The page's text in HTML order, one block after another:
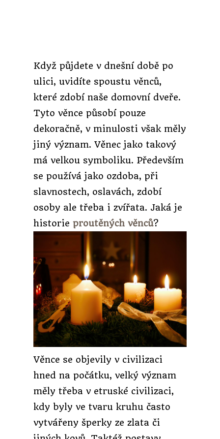
Když půjdete v dnešní době po
ulici, uvidíte spoustu věnců,
které zdobí naše domovní dveře.
Tyto věnce působí pouze
dekoračně, v minulosti však měly
jiný význam. Věnec jako takový
má velkou symboliku. Především
se používá jako ozdoba, při
slavnostech, oslavách, zdobí
osoby ale třeba i zvířata. Jaká je
historie proutěných věnců?
Věnce se objevily v civilizaci
hned na počátku, velký význam
měly třeba v etruské civilizaci,
kdy byly ve tvaru kruhu často
vytvářeny šperky ze zlata či